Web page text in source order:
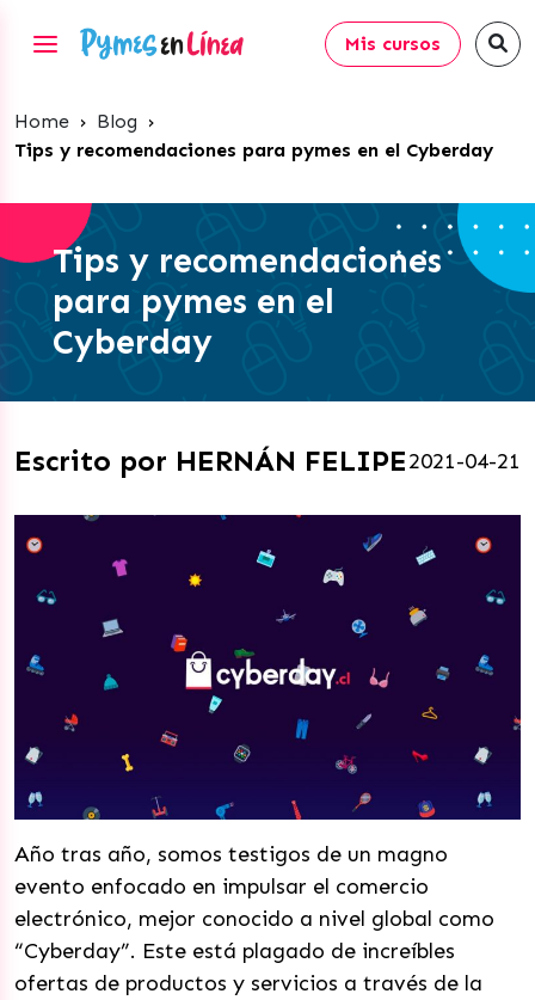
Mis cursos
Home › Blog ›
Tips y recomendaciones para pymes en el Cyberday
Tips y recomendaciones
para pymes en el
Cyberday
Escrito por HERNÁN FELIPE2021-04-21
Año tras año, somos testigos de un magno
evento enfocado en impulsar el comercio
electrónico, mejor conocido a nivel global como
“Cyberday”. Este está plagado de increíbles
ofertas de productos y servicios a través de la